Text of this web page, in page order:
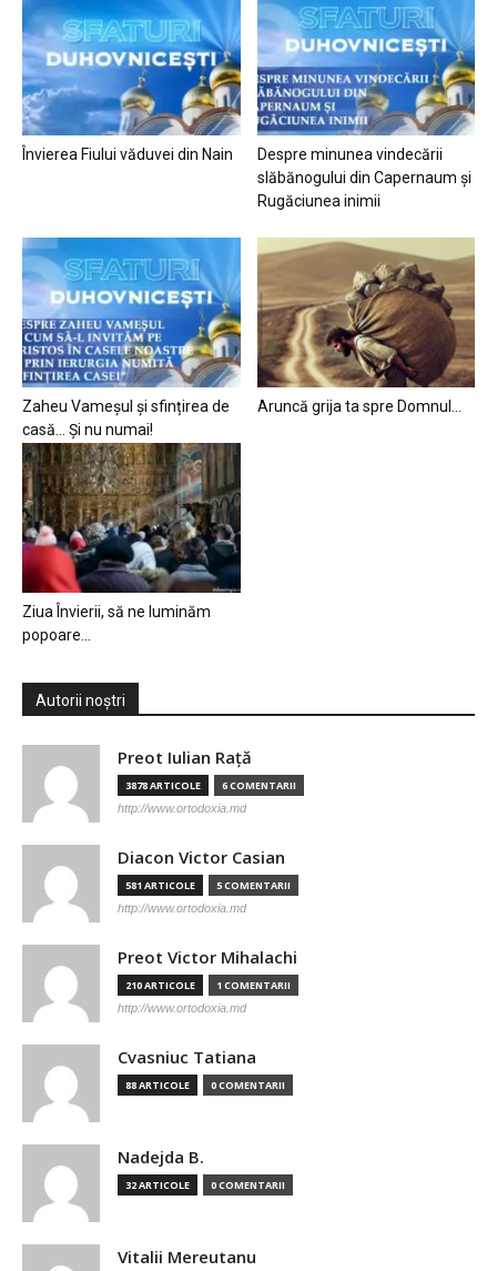
Învierea Fiului văduvei din Nain
Despre minunea vindecării
slăbănogului din Capernaum și
Rugăciunea inimii
Zaheu Vameșul și sfințirea de
casă… Și nu numai!
Aruncă grija ta spre Domnul…
Ziua Învierii, să ne luminăm
popoare…
Autorii noștri
Preot Iulian Raţă
3878 ARTICOLE 6 COMENTARII
http://www.ortodoxia.md
Diacon Victor Casian
581 ARTICOLE 5 COMENTARII
http://www.ortodoxia.md
Preot Victor Mihalachi
210 ARTICOLE 1 COMENTARII
http://www.ortodoxia.md
Cvasniuc Tatiana
88 ARTICOLE 0 COMENTARII
Nadejda B.
32 ARTICOLE 0 COMENTARII
Vitalii Mereutanu